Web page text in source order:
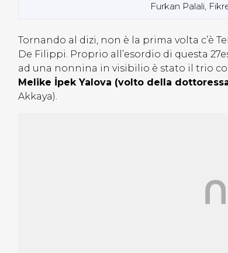
Furkan Palali,
Tornando al dizi, non è la prima volta c’è
De Filippi. Proprio all’esordio di questa
ad una nonnina in visibilio è stato il trio
Melike İpekYalova (volto della
Akkaya).